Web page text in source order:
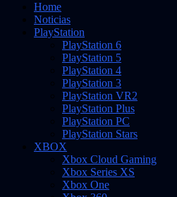
Home
Noticias
PlayStation
PlayStation 6
PlayStation 5
PlayStation 4
PlayStation 3
PlayStation VR2
PlayStation Plus
PlayStation PC
PlayStation Stars
XBOX
Xbox Cloud Gaming
Xbox Series XS
Xbox One